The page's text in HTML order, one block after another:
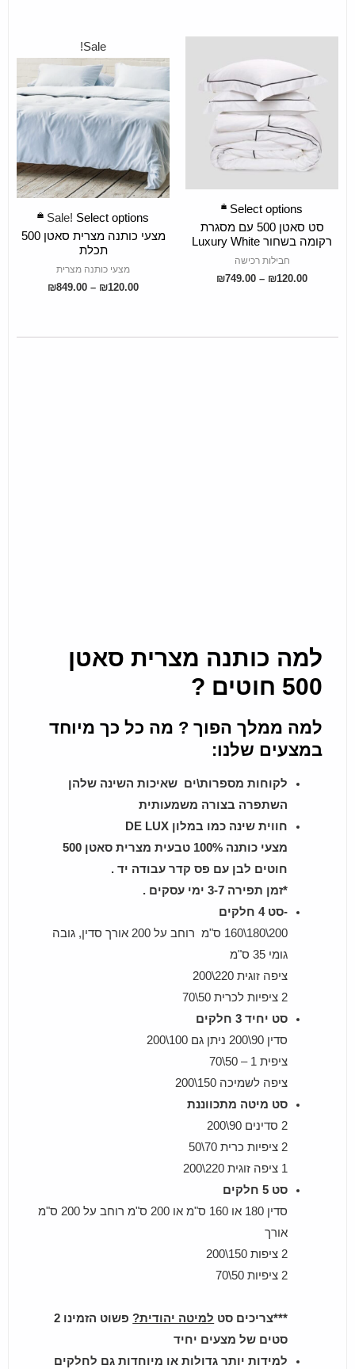
Select options
סט סאטן 500 עם מסגרת
רקומה בשחור Luxury White
חבילות רכישה
₪120.00
–
₪749.00
Sale!
Sale! Select options
מצעי כותנה מצרית סאטן 500
תכלת
מצעי כותנה מצרית
₪120.00
–
₪849.00
SELECT OPTIONS
למה כותנה מצרית סאטן
500 חוטים ?
למה ממלך הפוך ? מה כל כך מיוחד
במצעים שלנו:
לקוחות מספרות\ים שאיכות השינה שלהן
השתפרה בצורה משמעותית
חווית שינה כמו במלון DE LUX
מצעי כותנה 100% טבעית מצרית סאטן 500
חוטים לבן עם פס קדר עבודה יד .
*זמן תפירה 3-7 ימי עסקים .
-סט 4 חלקים
200\180\160 ס"מ רוחב על 200 אורך סדין, גובה
גומי 35 ס"מ
ציפה זוגית 220\200
2 ציפיות לכרית 50\70
סט יחיד 3 חלקים
סדין 90\200 ניתן גם 100\200
ציפית 1 – 50\70
ציפה לשמיכה 150\200
סט מיטה מתכווננת
2 סדינים 90\200
2 ציפיות כרית 70\50
1 ציפה זוגית 220\200
סט 5 חלקים
סדין 180 או 160 ס"מ או 200 ס"מ רוחב על 200 ס"מ
אורך
2 ציפות 150\200
2 ציפיות 50\70
***צריכים סט למיטה יהודית?
פשוט הזמינו 2
סטים של מצעים יחיד
למידות יותר גדולות או מיוחדות גם לחלקים